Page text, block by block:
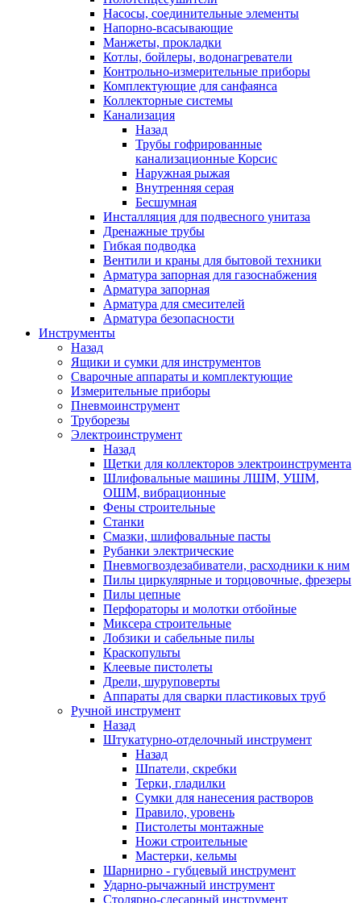
Насосы, соединительные элементы
Напорно-всасывающие
Манжеты, прокладки
Котлы, бойлеры, водонагреватели
Контрольно-измерительные приборы
Комплектующие для санфаянса
Коллекторные системы
Канализация
Назад
Трубы гофрированные
канализационные Корсис
Наружная рыжая
Внутренняя серая
Бесшумная
Инсталляция для подвесного унитаза
Дренажные трубы
Гибкая подводка
Вентили и краны для бытовой техники
Арматура запорная для газоснабжения
Арматура запорная
Арматура для смесителей
Арматура безопасности
Инструменты
Назад
Ящики и сумки для инструментов
Сварочные аппараты и комплектующие
Измерительные приборы
Пневмоинструмент
Труборезы
Электроинструмент
Назад
Щетки для коллекторов электроинструмента
Шлифовальные машины ЛШМ, УШМ,
ОШМ, вибрационные
Фены строительные
Станки
Смазки, шлифовальные пасты
Рубанки электрические
Пневмогвоздезабиватели, расходники к ним
Пилы циркулярные и торцовочные, фрезеры
Пилы цепные
Перфораторы и молотки отбойные
Миксера строительные
Лобзики и сабельные пилы
Краскопульты
Клеевые пистолеты
Дрели, шуруповерты
Аппараты для сварки пластиковых труб
Ручной инструмент
Назад
Штукатурно-отделочный инструмент
Назад
Шпатели, скребки
Терки, гладилки
Сумки для нанесения растворов
Правило, уровень
Пистолеты монтажные
Ножи строительные
Мастерки, кельмы
Шарнирно - губцевый инструмент
Ударно-рычажный инструмент
Столярно-слесарный инструмент